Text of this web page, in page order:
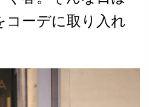
ーデに取り入れ